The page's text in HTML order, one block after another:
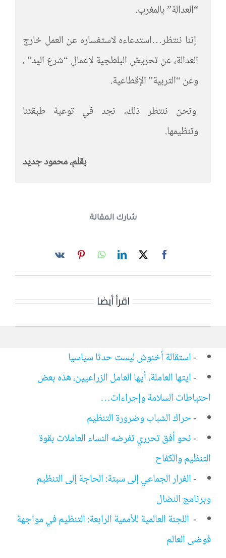
“العدالة” بالمغرب.
إننا ننتظر…استدعاءه لاستفساره عن العمل خارج
العدالة، عن تحريض البلطجية لإعمال “شرع اليد” ،
وعن “التربية” الإقطاعية.
ونحن ننتظر ذلك، نجد في توعية طبقتنا
وتنظيمها.
بقلم، محمود جديد
شارك المقالة
اقرأ أيضا
-استقالة أخنوش ليست حدثا سياسيا
-ايتها العاملة، أيها العامل الزراعيين، هذه بعض
احتياطات السلامة وإجراءات…
-حراك الشباب وضرورة التنظيم
-نحو أفق تحرري تفرضه النساء العاملات بقوة
التنظيم والكفاح
-الفرار الجماعي إلى سبتة: الحاجة إلى التنظيم
وبرنامج النضال
- اللجنة العالمية للأممية الرابعة: التنظيم في مواجهة
فوضى العالم